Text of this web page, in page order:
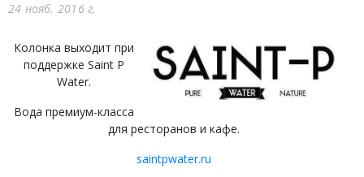
24 нояб. 2016 г.
Колонка выходит при
поддержке Saint P
Water.
Вода премиум-класса
для ресторанов и кафе.
saintpwater.ru